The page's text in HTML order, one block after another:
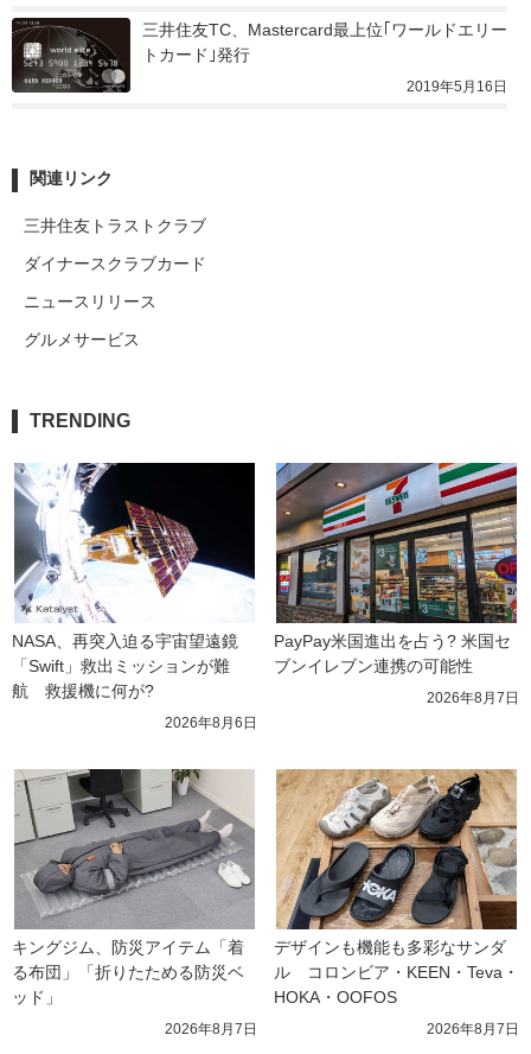
三井住友TC、Mastercard最上位｢ワールドエリー
トカード｣発行
2019年5月16日
関連リンク
三井住友トラストクラブ
ダイナースクラブカード
ニュースリリース
グルメサービス
TRENDING
NASA、再突入迫る宇宙望遠鏡
「Swift」救出ミッションが難
航　救援機に何が?
2026年8月6日
PayPay米国進出を占う? 米国セ
ブンイレブン連携の可能性
2026年8月7日
キングジム、防災アイテム「着
る布団」「折りたためる防災ベ
ッド」
2026年8月7日
デザインも機能も多彩なサンダ
ル　コロンビア・KEEN・Teva・
HOKA・OOFOS
2026年8月7日